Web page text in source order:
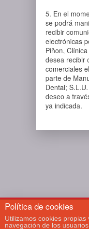
5. En el
se podrá
recibir
electrónicas
Piñon,
desea recibir
comerciales
parte de
Dental;
deseo a
ya indicada.
Política de cookies
Utilizamos cookies
navegación de los